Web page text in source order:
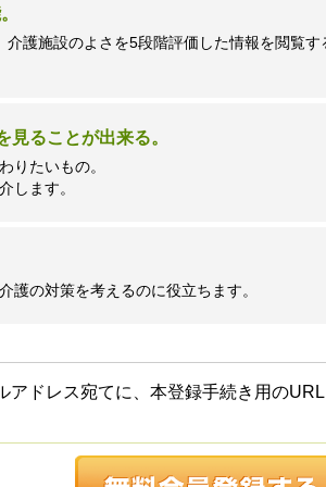
護施設のよさを5段階評価した情報を閲覧す
ることが出来る。
りたいもの。
します。
護の対策を考えるのに役立ちます。
アドレス宛てに、本登録手続き用の